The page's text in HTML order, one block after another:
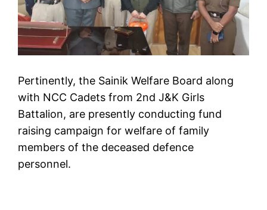
Pertinently, the Sainik Welfare Board along
with NCC Cadets from 2nd J&K Girls
Battalion, are presently conducting fund
raising campaign for welfare of family
members of the deceased defence
personnel.